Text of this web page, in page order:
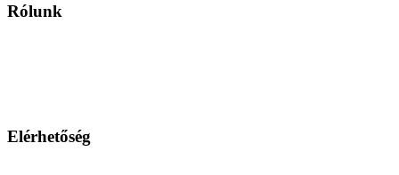
Rólunk
Elérhetőség